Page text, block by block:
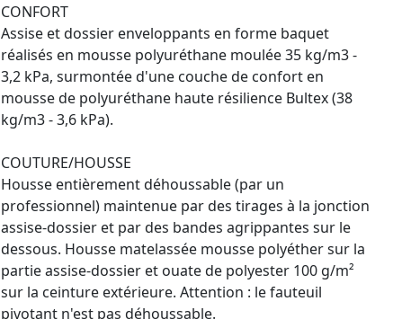
CONFORT
Assise et dossier enveloppants en forme baquet
réalisés en mousse polyuréthane moulée 35 kg/m3 -
3,2 kPa, surmontée d'une couche de confort en
mousse de polyuréthane haute résilience Bultex (38
kg/m3 - 3,6 kPa).
COUTURE/HOUSSE
Housse entièrement déhoussable (par un
professionnel) maintenue par des tirages à la jonction
assise-dossier et par des bandes agrippantes sur le
dessous. Housse matelassée mousse polyéther sur la
partie assise-dossier et ouate de polyester 100 g/m²
sur la ceinture extérieure. Attention : le fauteuil
pivotant n'est pas déhoussable.